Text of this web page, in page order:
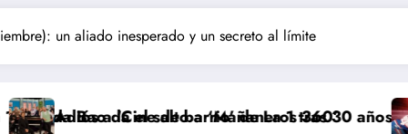
un aliado inesperado y un secreto al límite
salto a ‘Mañaneros 360’
de barrio’ de La 1 tras 30 años: RTVE cambia su
‘Más que